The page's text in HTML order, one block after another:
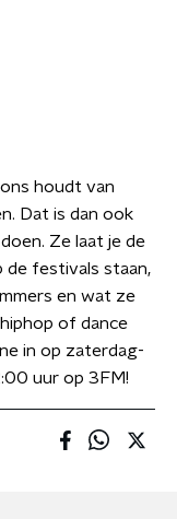
houdt van
Dat is dan ook
Ze laat je de
festivals staan,
en wat ze
of dance
in op zaterdag-
uur op 3FM!